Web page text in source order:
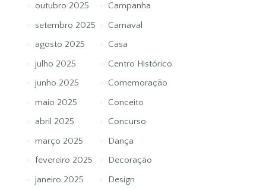
outubro 2025
setembro 2025
agosto 2025
julho 2025
junho 2025
maio 2025
abril 2025
março 2025
fevereiro 2025
janeiro 2025
Campanha
Carnaval
Casa
Centro Histórico
Comemoração
Conceito
Concurso
Dança
Decoração
Design